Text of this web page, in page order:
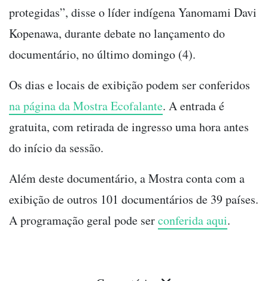
protegidas”, disse o líder indígena Yanomami Davi
Kopenawa, durante debate no lançamento do
documentário, no último domingo (4).
Os dias e locais de exibição podem ser conferidos
na página da Mostra Ecofalante. A entrada é
gratuita, com retirada de ingresso uma hora antes
do início da sessão.
Além deste documentário, a Mostra conta com a
exibição de outros 101 documentários de 39 países.
A programação geral pode serconferida aqui.